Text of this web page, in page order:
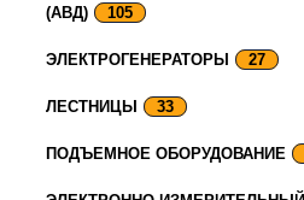
(АВД) 105
ЭЛЕКТРОГЕНЕРАТОРЫ 27
ЛЕСТНИЦЫ 33
ПОДЪЕМНОЕ ОБОРУДОВАНИЕ